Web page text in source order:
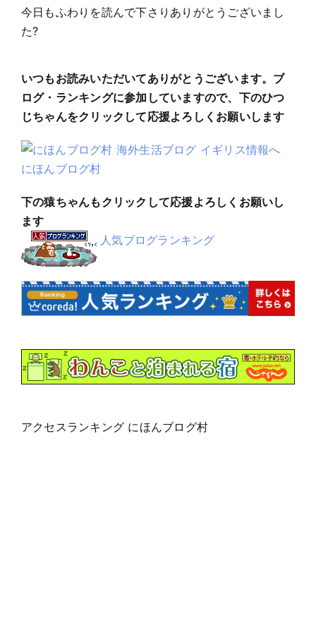
今日もふわりを読んで下さりありがとうございまし
た?
いつもお読みいただいてありがとうございます。ブ
ログ・ランキングに参加していますので、下のひつ
じちゃんをクリックして応援よろしくお願いします
にほんブログ村
下の猿ちゃんもクリックして応援よろしくお願いし
ます
人気ブログランキング
アクセスランキング にほんブログ村